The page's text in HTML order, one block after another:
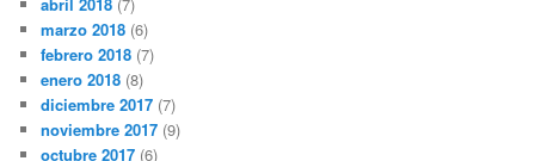
abril 2018 (7)
marzo 2018 (6)
febrero 2018 (7)
enero 2018 (8)
diciembre 2017 (7)
noviembre 2017 (9)
octubre 2017 (6)